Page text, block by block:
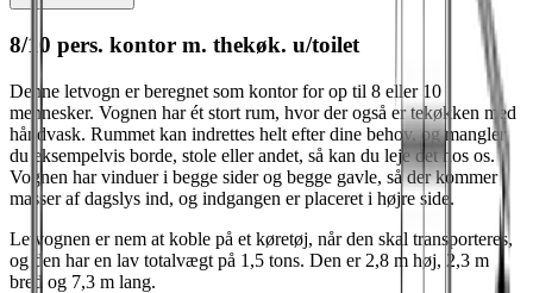
8/10 pers. kontor m. thekøk. u/toilet
Denne letvogn er beregnet som kontor for op til 8 eller 10
mennesker. Vognen har ét stort rum, hvor der også er tekøkken med
håndvask. Rummet kan indrettes helt efter dine behov, og mangler
du eksempelvis borde, stole eller andet, så kan du leje det hos os.
Vognen har vinduer i begge sider og begge gavle, så der kommer
masser af dagslys ind, og indgangen er placeret i højre side.
Letvognen er nem at koble på et køretøj, når den skal transporteres,
og den har en lav totalvægt på 1,5 tons. Den er 2,8 m høj, 2,3 m
bred og 7,3 m lang.